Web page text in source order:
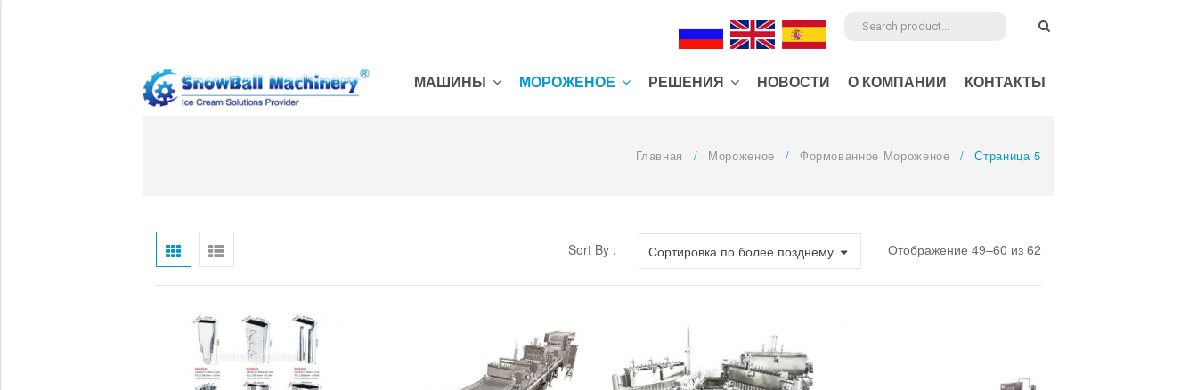
МАШИНЫ MОРОЖЕНОЕ РЕШЕНИЯ НОВОСТИ О КОМПАНИИ КОНТАКТЫ
Главная / Mороженое / Формованное Мороженое / Страница 5
Отображение 49–60 из 62
Sort By : Сортировка по более позднему